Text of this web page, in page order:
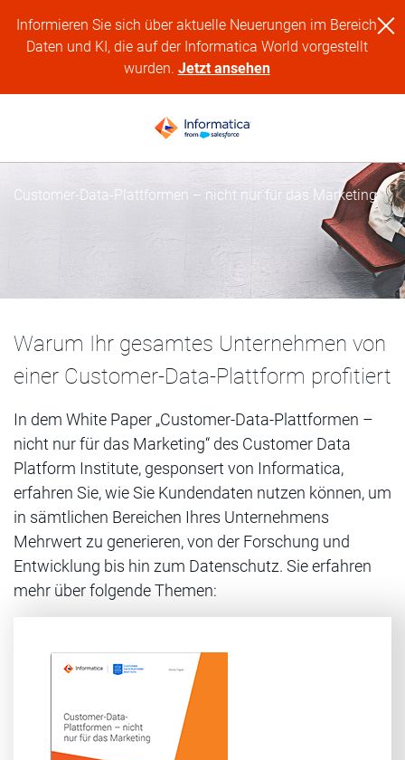
Informieren Sie sich über aktuelle Neuerungen im Bereich
Daten und KI, die auf der Informatica World vorgestellt
wurden. Jetzt ansehen
Customer-Data-Plattformen – nicht nur für das Marketing
Warum Ihr gesamtes Unternehmen von
einer Customer-Data-Plattform profitiert
In dem White Paper „Customer-Data-Plattformen –
nicht nur für das Marketing“ des Customer Data
Platform Institute, gesponsert von Informatica,
erfahren Sie, wie Sie Kundendaten nutzen können, um
in sämtlichen Bereichen Ihres Unternehmens
Mehrwert zu generieren, von der Forschung und
Entwicklung bis hin zum Datenschutz. Sie erfahren
mehr über folgende Themen: